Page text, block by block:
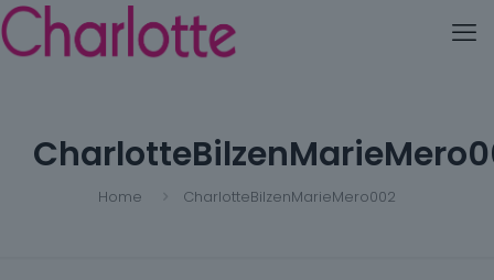
Home CharlotteBilzenMarieMero002